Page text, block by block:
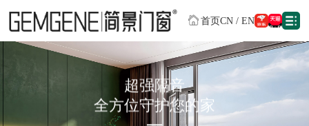
首页CN / EN
超强隔音
全方位守护您的家